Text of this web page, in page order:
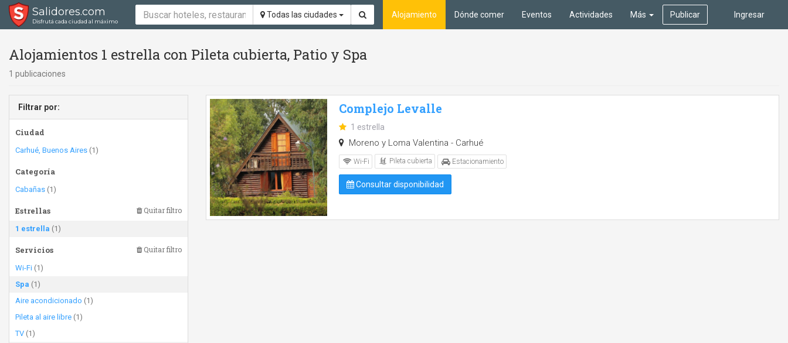
Salidores.com
Disfrutá cada ciudad al máximo
Todas las ciudades Ingresar
Alojamiento Dónde comer Eventos Actividades Más Publicar
Alojamientos 1 estrella con Pileta cubierta, Patio y Spa
1 publicaciones
Filtrar por:
Ciudad
Carhué, Buenos Aires (1)
Categoría
Cabañas (1)
Estrellas Quitar filtro
1 estrella (1)
Servicios Quitar filtro
Wi-Fi (1)
Spa (1)
Aire acondicionado (1)
Pileta al aire libre (1)
TV (1)
Complejo Levalle
1 estrella
Moreno y Loma Valentina - Carhué
Wi-Fi Pileta cubierta Estacionamiento
Consultar disponibilidad